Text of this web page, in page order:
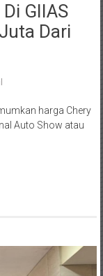
GIIAS
Dari
harga Chery
Auto Show atau